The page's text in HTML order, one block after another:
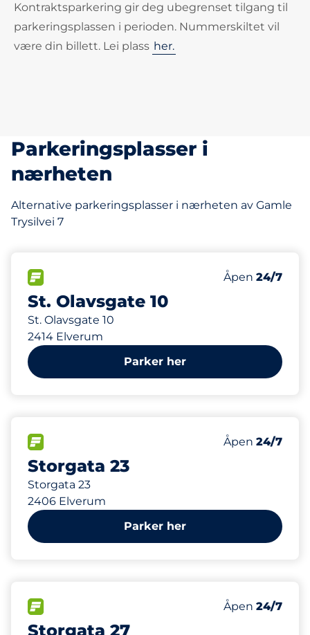
Kontraktsparkering gir deg ubegrenset tilgang til
parkeringsplassen i perioden. Nummerskiltet vil
være din billett. Lei plass her.
Parkeringsplasser i
nærheten
Alternative parkeringsplasser i nærheten av Gamle
Trysilvei 7
St. Olavsgate 10
St. Olavsgate 10
2414 Elverum
Antall
8
Lørdag
Åpen 24/7
51 m
Parker her
Storgata 23
Storgata 23
2406 Elverum
Antall
26
Lørdag
Åpen 24/7
153 m
Parker her
Storgata 27
Antall
30
Lørdag
Åpen 24/7
189 m